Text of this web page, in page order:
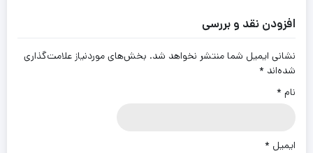
افزودن نقد و بررسی
نشانی ایمیل شما منتشر نخواهد شد. بخش‌های موردنیاز علامت‌گذاری
شده‌اند *
نام *
ایمیل *